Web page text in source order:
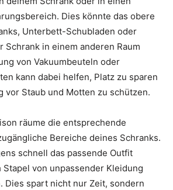
Dies könnte das obere
Unterbett-Schubladen oder
Schrank in einem anderen Raum
von Vakuumbeuteln oder
kann dabei helfen, Platz zu sparen
vor Staub und Motten zu schützen.
räume die entsprechende
Bereiche deines Schranks.
schnell das passende Outfit
von unpassender Kleidung
Dies spart nicht nur Zeit, sondern